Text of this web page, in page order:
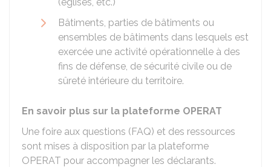
Bâtiments, parties de bâtiments ou
ensembles de bâtiments dans lesquels est
exercée une activité opérationnelle à des
fins de défense, de sécurité civile ou de
sûreté intérieure du territoire.
En savoir plus sur la plateforme OPERAT
Une foire aux questions (FAQ) et des ressources
sont mises à disposition par la plateforme
OPERAT pour accompagner les déclarants.